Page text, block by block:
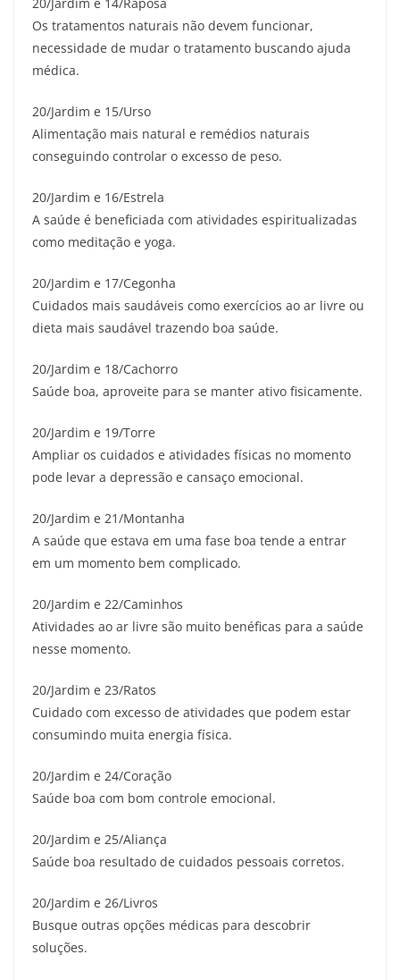
Os tratamentos naturais não devem funcionar,
necessidade de mudar o tratamento buscando ajuda
médica.
20/Jardim e 15/Urso
Alimentação mais natural e remédios naturais
conseguindo controlar o excesso de peso.
20/Jardim e 16/Estrela
A saúde é beneficiada com atividades espiritualizadas
como meditação e yoga.
20/Jardim e 17/Cegonha
Cuidados mais saudáveis como exercícios ao ar livre ou
dieta mais saudável trazendo boa saúde.
20/Jardim e 18/Cachorro
Saúde boa, aproveite para se manter ativo fisicamente.
20/Jardim e 19/Torre
Ampliar os cuidados e atividades físicas no momento
pode levar a depressão e cansaço emocional.
20/Jardim e 21/Montanha
A saúde que estava em uma fase boa tende a entrar
em um momento bem complicado.
20/Jardim e 22/Caminhos
Atividades ao ar livre são muito benéficas para a saúde
nesse momento.
20/Jardim e 23/Ratos
Cuidado com excesso de atividades que podem estar
consumindo muita energia física.
20/Jardim e 24/Coração
Saúde boa com bom controle emocional.
20/Jardim e 25/Aliança
Saúde boa resultado de cuidados pessoais corretos.
20/Jardim e 26/Livros
Busque outras opções médicas para descobrir
soluções.